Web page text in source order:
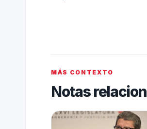
MÁS CONTEXTO
Notas